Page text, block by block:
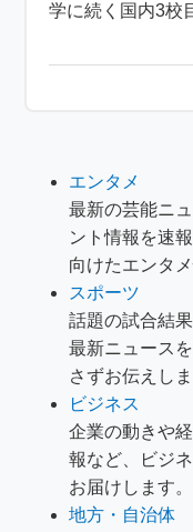
学に続く国内3校
エンタメ
最新の芸能ニ
ント情報を速
向けたエンタ
スポーツ
話題の試合結
最新ニュース
さずお伝えしま
ビジネス
企業の動きや
報など、ビジ
お届けします。
地方・自治体